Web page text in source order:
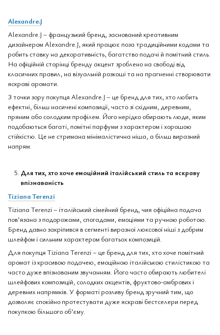
Alexandre.J
Alexandre.J – французький бренд, заснований креативним
дизайнером Alexandre.J, який працює поза традиційними кодами та
робить ставку на декоративність, багатство подачі й помітний стиль.
На офіційній сторінці бренду акцент зроблено на свободі від
класичних правил, на візуальній розкоші та на прагненні створювати
яскраві аромати.
З точки зору покупця Alexandre.J – це бренд для тих, хто любить
ефектні, більш насичені композиції, часто зі східним, деревним,
пряним або солодким профілем. Його нерідко обирають люди, яким
подобаються багаті, помітні парфуми з характером і хорошою
стійкістю. Це не стримана мінімалістична ніша, а більш виразний
напрям.
Для тих, хто хоче емоційний італійський стиль та яскраву
впізнаваність
Tiziana Terenzi
Tiziana Terenzi – італійський сімейний бренд, чия офіційна подача
пов’язана з подорожами, спогадами, емоціями та ручною роботою.
Бренд давно закріпився в сегменті виразної люксової ніші з добрим
шлейфом і сильним характером багатьох композицій.
Для покупця Tiziana Terenzi – це бренд для тих, хто хоче помітний
аромат із красивою подачею, емоційною італійською стилістикою та
часто дуже впізнаваним звучанням. Його часто обирають любителі
шлейфових композицій, солодких акцентів, фруктово-амбрових і
деревних напрямків. У форматі розливу бренд зручний тим, що
дозволяє спокійно протестувати дуже яскраві бестселери перед
покупкою більшого об’єму.